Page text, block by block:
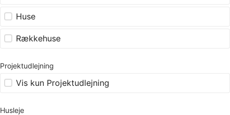
Huse
Rækkehuse
Projektudlejning
Vis kun Projektudlejning
Husleje